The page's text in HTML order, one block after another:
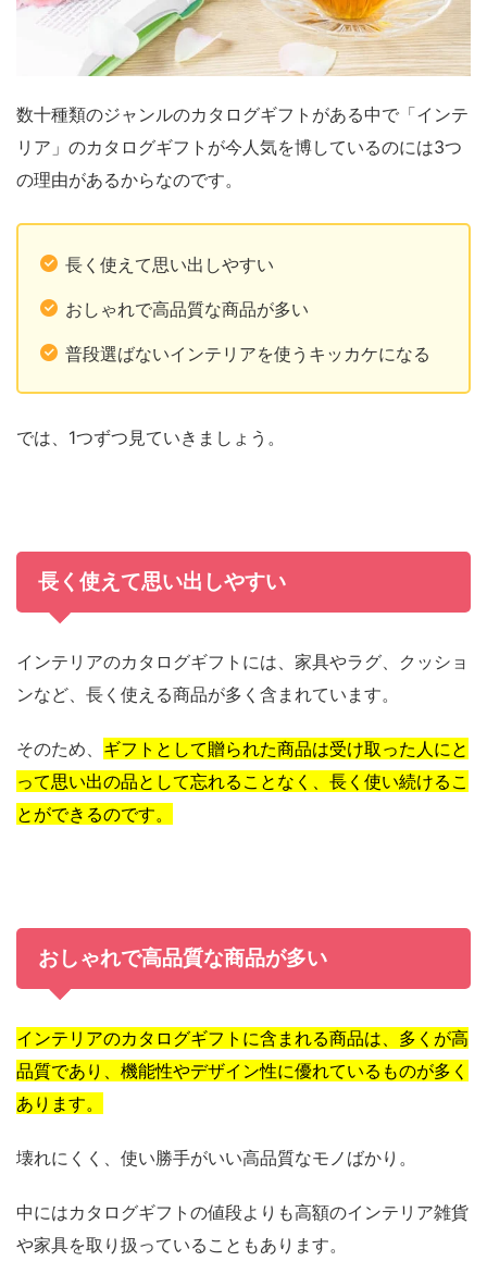
数十種類のジャンルのカタログギフトがある中で「インテ
リア」のカタログギフトが今人気を博しているのには3つ
の理由があるからなのです。
長く使えて思い出しやすい
おしゃれで高品質な商品が多い
普段選ばないインテリアを使うキッカケになる
では、1つずつ見ていきましょう。
長く使えて思い出しやすい
インテリアのカタログギフトには、家具やラグ、クッショ
ンなど、長く使える商品が多く含まれています。
そのため、 ギフトとして贈られた商品は受け取った人にと
って思い出の品として忘れることなく、長く使い続けるこ
とができるのです。
おしゃれで高品質な商品が多い
インテリアのカタログギフトに含まれる商品は、多くが高
品質であり、機能性やデザイン性に優れているものが多く
あります。
壊れにくく、使い勝手がいい高品質なモノばかり。
中にはカタログギフトの値段よりも高額のインテリア雑貨
や家具を取り扱っていることもあります。